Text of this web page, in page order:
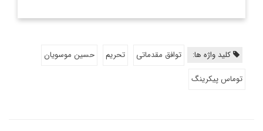
کلید واژه ها: توافق مقدماتی تحریم
حسین موسویان
توماس پیکرینگ